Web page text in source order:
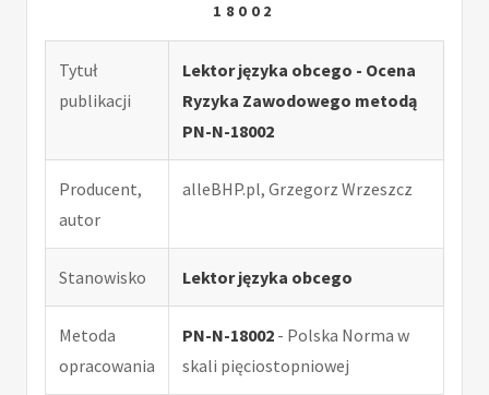
18002
Tytuł
publikacji
Lektor języka obcego - Ocena
Ryzyka Zawodowego metodą
PN-N-18002
Producent,
autor
alleBHP.pl, Grzegorz Wrzeszcz
Stanowisko Lektor języka obcego
Metoda
opracowania
PN-N-18002 - Polska Norma w
skali pięciostopniowej